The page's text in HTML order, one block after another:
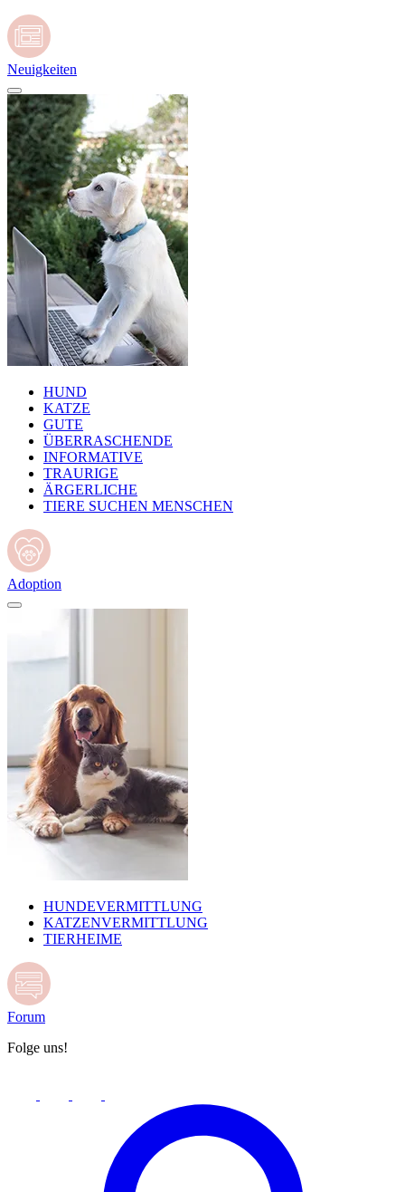
Neuigkeiten
HUND
KATZE
GUTE
ÜBERRASCHENDE
INFORMATIVE
TRAURIGE
ÄRGERLICHE
TIERE SUCHEN MENSCHEN
Adoption
HUNDEVERMITTLUNG
KATZENVERMITTLUNG
TIERHEIME
Forum
Folge uns!